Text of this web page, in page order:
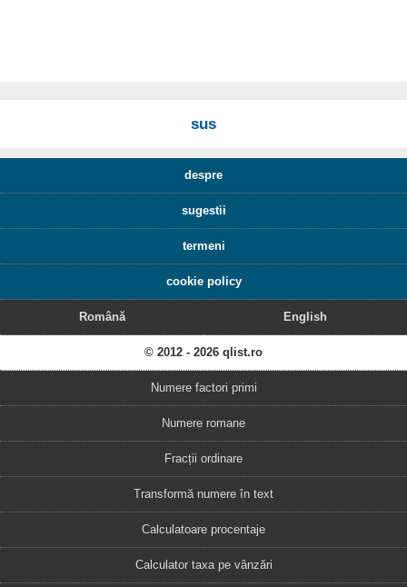
sus
despre
sugestii
termeni
cookie policy
Română English
© 2012 - 2026 qlist.ro
Numere factori primi
Numere romane
Fracții ordinare
Transformă numere în text
Calculatoare procentaje
Calculator taxa pe vânzări